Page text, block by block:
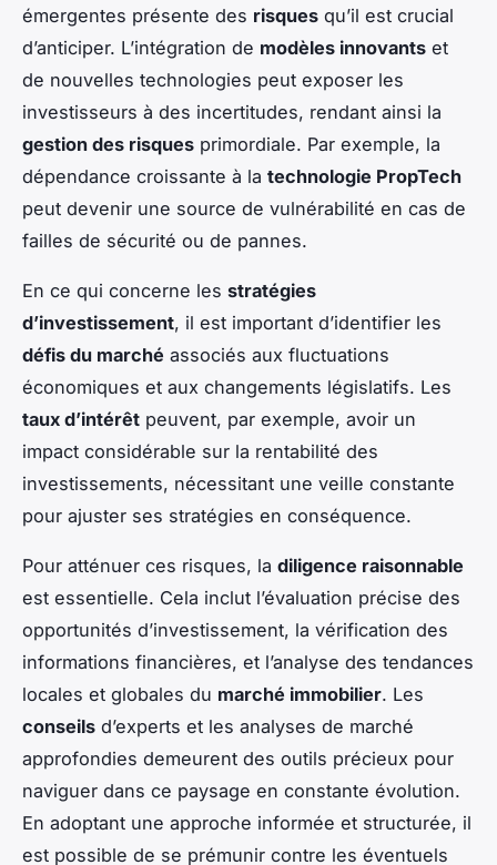
émergentes présente des risques qu’il est crucial
d’anticiper. L’intégration de modèles innovants et
de nouvelles technologies peut exposer les
investisseurs à des incertitudes, rendant ainsi la
gestion des risques primordiale. Par exemple, la
dépendance croissante à la technologie PropTech
peut devenir une source de vulnérabilité en cas de
failles de sécurité ou de pannes.
En ce qui concerne les stratégies
d’investissement, il est important d’identifier les
défis du marché associés aux fluctuations
économiques et aux changements législatifs. Les
taux d’intérêt peuvent, par exemple, avoir un
impact considérable sur la rentabilité des
investissements, nécessitant une veille constante
pour ajuster ses stratégies en conséquence.
Pour atténuer ces risques, la diligence raisonnable
est essentielle. Cela inclut l’évaluation précise des
opportunités d’investissement, la vérification des
informations financières, et l’analyse des tendances
locales et globales du marché immobilier. Les
conseils d’experts et les analyses de marché
approfondies demeurent des outils précieux pour
naviguer dans ce paysage en constante évolution.
En adoptant une approche informée et structurée, il
est possible de se prémunir contre les éventuels